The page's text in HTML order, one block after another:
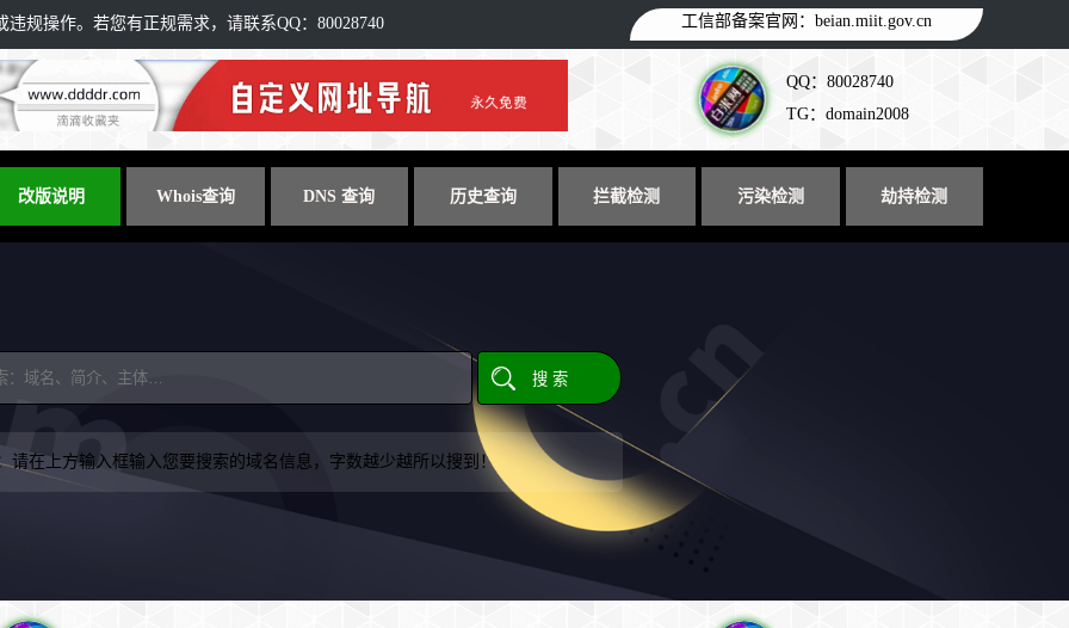
规操作。若您有正规需求，请联系QQ：80028740 工信部备案官网： beian.miit.gov.cn
QQ：80028740
TG：domain2008
改版说明 Whois查询 DNS 查询 历史查询 拦截检测 污染检测 劫持检测
请在上方输入框输入您要搜索的域名信息，字数越少越所以搜到！